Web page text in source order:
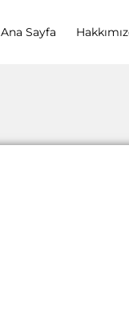
Ana Sayfa